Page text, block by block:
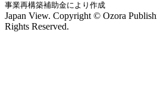
事業再構築補助金により作成
Japan View. Copyright © Ozora
Rights Reserved.